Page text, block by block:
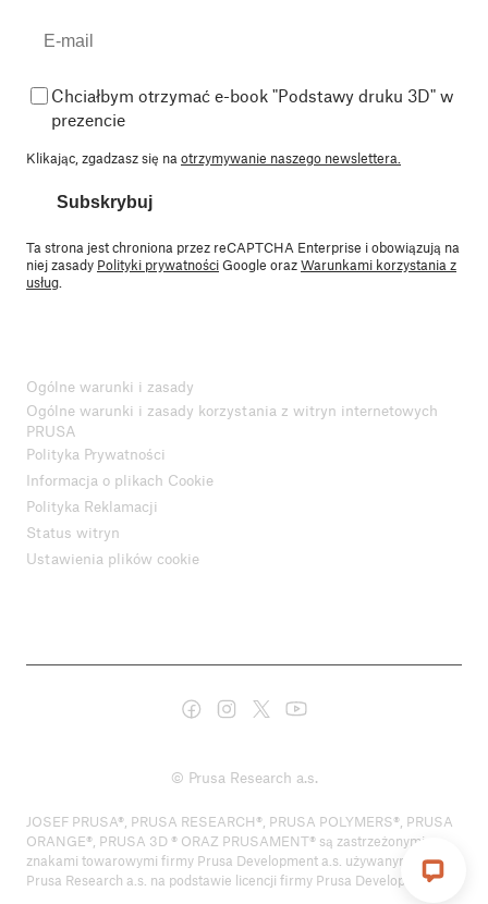
Chciałbym otrzymać e-book "Podstawy druku 3D" w
prezencie
Klikając, zgadzasz się na otrzymywanie naszego newslettera.
Subskrybuj
Ta strona jest chroniona przez reCAPTCHA Enterprise i obowiązują na
niej zasady Polityki prywatnościGoogle orazWarunkami korzystania z
usług
Ogólne warunki i zasady
Ogólne warunki i zasady korzystania z witryn internetowych
PRUSA
Polityka Prywatności
Informacja o plikach Cookie
Polityka Reklamacji
Status witryn
Ustawienia plików cookie
© Prusa Research a.s.
JOSEF PRUSA®, PRUSA RESEARCH®, PRUSA POLYMERS®, PRUSA
ORANGE®, PRUSA 3D ® ORAZ PRUSAMENT® są zastrzeżonymi
znakami towarowymi firmy Prusa Development a.s. używanymi przez
Prusa Research a.s. na podstawie licencji firmy Prusa Development a.s.